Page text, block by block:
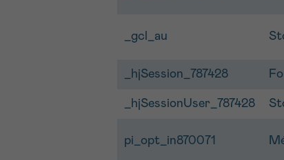
_gcl_au
_hjSession_787428
_hjSessionUser_787428
pi_opt_in870071